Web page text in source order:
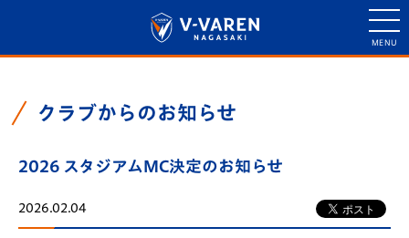
クラブからのお知らせ
2026 スタジアムMC決定のお知らせ
2026.02.04